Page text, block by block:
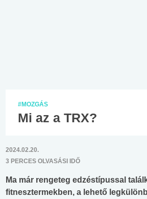
#MOZGÁS
Mi az a TRX?
2024.02.20.
3 PERCES OLVASÁSI IDŐ
Ma már rengeteg edzéstípussal
fitnesztermekben, a lehető